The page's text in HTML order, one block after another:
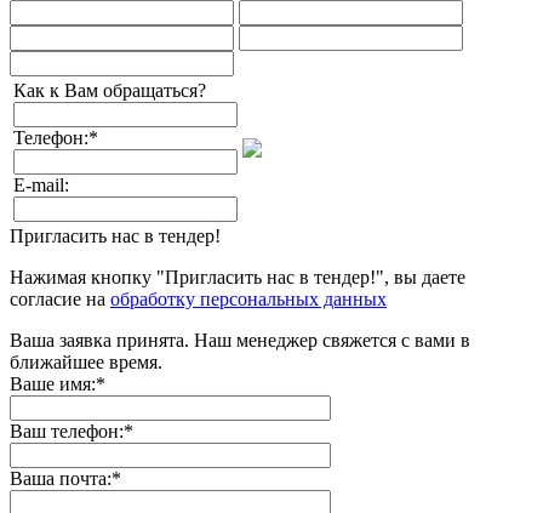
Как к Вам обращаться?
Телефон:*
E-mail:
Пригласить нас в тендер!
Нажимая кнопку "Пригласить нас в тендер!", вы даете
согласие на обработку персональных данных
Ваша заявка принята. Наш менеджер свяжется с вами в
ближайшее время.
Ваше имя:*
Ваш телефон:*
Ваша почта:*